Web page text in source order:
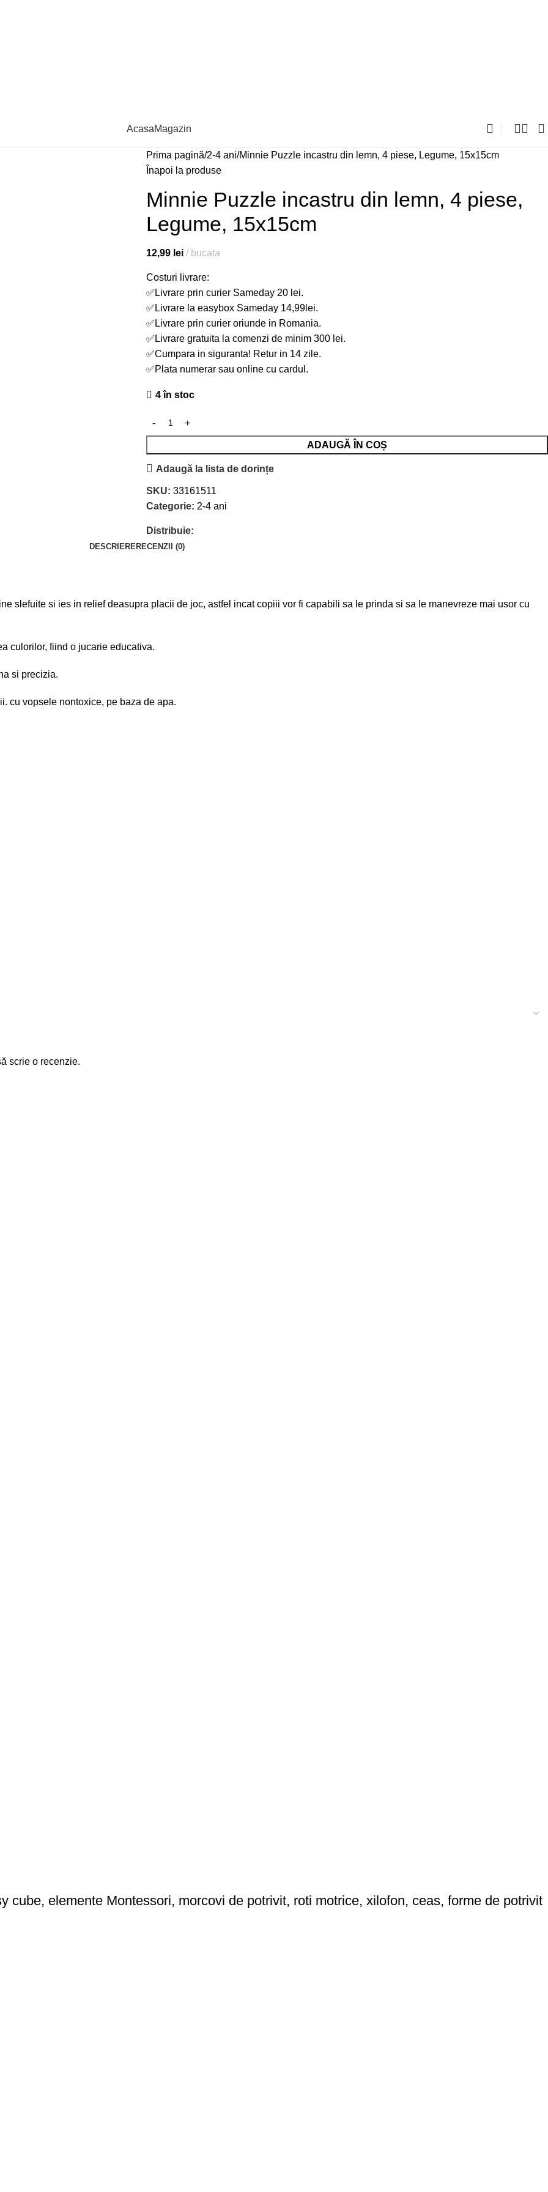
AcasaMagazin
Prima pagină 2-4 ani Minnie Puzzle incastru din lemn, 4 piese, Legume, 15x15cm
Înapoi la produse
Minnie Puzzle incastru din lemn, 4 piese,
Legume, 15x15cm
12,99 lei bucata
Costuri livrare:
✅Livrare prin curier Sameday 20 lei.
✅Livrare la easybox Sameday 14,99lei.
✅Livrare prin curier oriunde in Romania.
✅Livrare gratuita la comenzi de minim 300 lei.
✅Cumpara in siguranta! Retur in 14 zile.
✅Plata numerar sau online cu cardul.
4 în stoc
ADAUGĂ ÎN COȘ
Adaugă la lista de dorințe
SKU: 33161511
Categorie: 2-4 ani
Distribuie:
DESCRIERERECENZII (0)
slefuite si ies in relief deasupra placii de joc, astfel incat copiii vor fi capabili sa le prinda si sa le manevreze mai usor cu
culorilor, fiind o jucarie educativa.
si precizia.
cu vopsele nontoxice, pe baza de apa.
scrie o recenzie.
cube, elemente Montessori, morcovi de potrivit, roti motrice, xilofon, ceas, forme de potrivit